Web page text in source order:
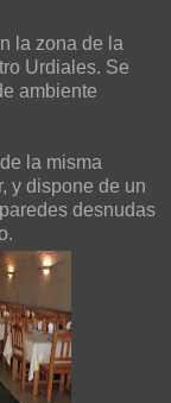
la zona de la
Urdiales. Se
ambiente
la misma
y dispone de un
desnudas